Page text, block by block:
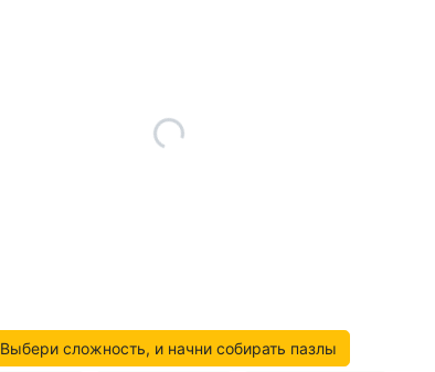
Выбери сложность, и начни собирать пазлы